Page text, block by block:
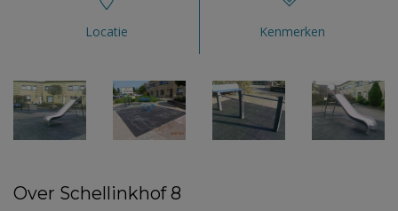
Locatie Kenmerken
Over Schellinkhof 8